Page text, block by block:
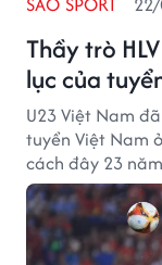
Thầy trò
lục của
U23 Việt Nam
tuyển Việt Nam
cách đây 23